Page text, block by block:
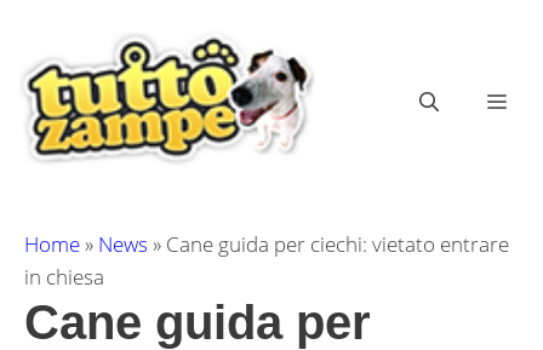
contenuto
Home» News » Cane guida per ciechi: vietato entrare
in chiesa
Cane guida per